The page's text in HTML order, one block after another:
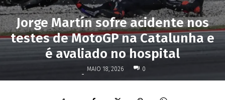
Jorge Martín sofre acidente nos
testes de MotoGP na Catalunha e
é avaliado no hospital
- MAIO 18, 2026 0